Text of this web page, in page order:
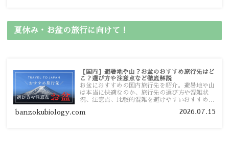
夏休み・お盆の旅行に向けて！
【国内】避暑地や山？お盆のおすすめ旅行先はど
こ？選び方や注意点など徹底解説
お盆におすすめの国内旅行先を紹介。避暑地や山
は本当に快適なのか、旅行先の選び方や混雑状
況、注意点、比較的混雑を避けやすいおすすめス
す。
banzokubiology.com 2026.07.15